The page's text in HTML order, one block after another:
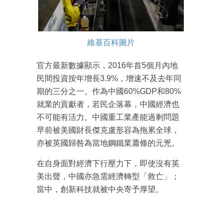
維基百科圖片
官方最新數據顯示，2016年首5個月內地
民間投資按年增長3.9%，增速不及去年同
期的三分之一。作為中國60%GDP和80%
就業的貢獻者，若民企落幕，中國經濟也
不可能有活力。中國重工業產能過剩問題
早前被美國財長傑克盧形容為拖累全球，
亦被英國歸咎為當地鋼鐵業蕭條的元兇。
在自身面對經濟下行壓力下，即使沒有英
美出聲，中國亦急需經濟轉型「救亡」；
當中，創新科技就被中央寄予厚望。